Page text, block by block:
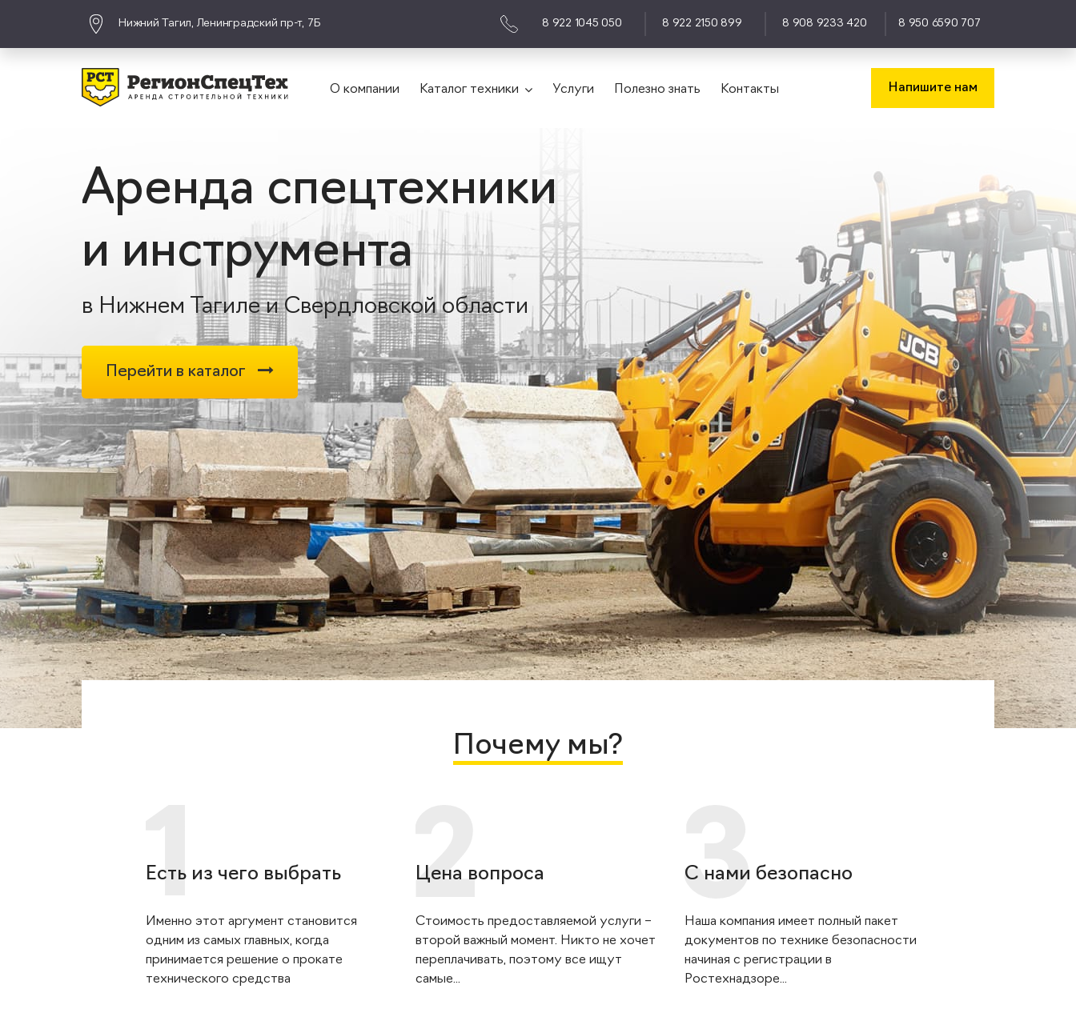
Нижний Тагил, Ленинградский пр-т, 7Б 8 922 1045 050 8 922 2150 899 8 908 9233 420 8 950 6590 707
О компании Каталог техники Услуги Полезно знать Контакты Напишите нам
Аренда спецтехники
и инструмента
в Нижнем Тагиле и Свердловской области
Перейти в каталог
Почему мы?
Есть из чего выбрать
Именно этот аргумент становится
одним из самых главных, когда
принимается решение о прокате
технического средства
Цена вопроса
Стоимость предоставляемой услуги –
второй важный момент. Никто не хочет
переплачивать, поэтому все ищут
самые...
С нами безопасно
Наша компания имеет полный пакет
документов по технике безопасности
начиная с регистрации в
Ростехнадзоре...